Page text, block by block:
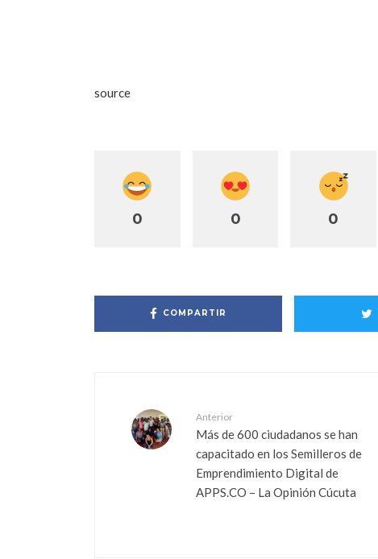
source
0 0 0
COMPARTIR
Anterior
Más de 600 ciudadanos se han
capacitado en los Semilleros de
Emprendimiento Digital de
APPS.CO – La Opinión Cúcuta